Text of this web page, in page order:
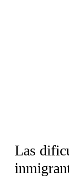
Las